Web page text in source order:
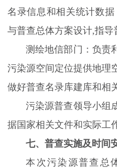
名录信息和相关统计数
与普查总体方案设计,指导
测绘地信部门：负责
污染源空间定位提供地理
做好普查名录库建库和相
污染源普查领导小组
据国家相关文件和实际工
七、普查实施及时间
本次污染源普查总